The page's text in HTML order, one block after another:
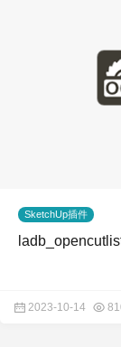
SketchUp插件
2023-10-14